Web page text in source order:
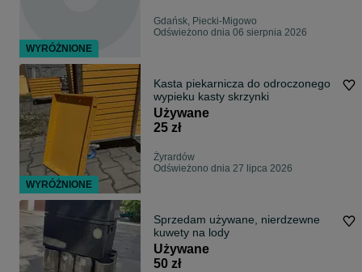
Gdańsk, Piecki-Migowo
Odświeżono dnia 06 sierpnia 2026
Kasta piekarnicza do odroczonego
wypieku kasty skrzynki
Używane
25 zł
Żyrardów
Odświeżono dnia 27 lipca 2026
Sprzedam używane, nierdzewne
kuwety na lody
Używane
50 zł
WYRÓŻNIONE
WYRÓŻNIONE